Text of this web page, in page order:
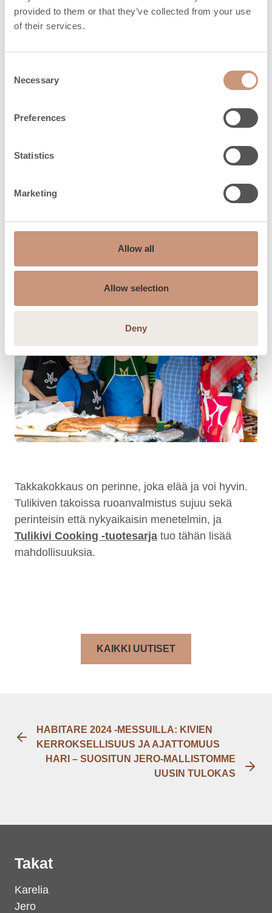
provided to them or that they’ve collected from your use
of their services.
Selection
Necessary
Preferences
Statistics
Marketing
Allow all
Allow selection
Deny
eväskukkosi helposti kotona. Ota kukkomestari
täydellinen resepti ja valmistusohjeet.
Takkakokkaus on perinne, joka elää ja voi hyvin.
Tulikiven takoissa ruoanvalmistus sujuu sekä
perinteisin että nykyaikaisin menetelmin, ja
Tulikivi Cooking -tuotesarja tuo tähän lisää
mahdollisuuksia.
KAIKKI UUTISET
HABITARE 2024 -MESSUILLA: KIVIEN
KERROKSELLISUUS JA AJATTOMUUS
HARI – SUOSITUN JERO-MALLISTOMME
UUSIN TULOKAS
Takat
Karelia
Jero